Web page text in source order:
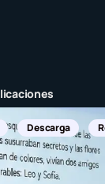
Recursos